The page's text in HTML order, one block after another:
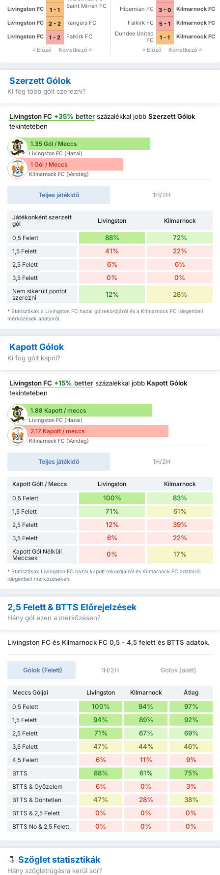
Livingston FC
1 - 1
Saint Mirren FC
Livingston FC 2 - 2
Rangers FC
Livingston FC
1 - 2
Falkirk FC
Előző
Következő
Hibernian FC 3 - 0
Kilmarnock FC
Falkirk FC
5 - 1
Kilmarnock FC
Dundee United
FC
1 - 1
Kilmarnock FC
Előző
Következő
Szerzett Gólok
Ki fog több gólt szerezni?
Livingston FC +35% better százalékkal jobb Szerzett Gólok
tekintetében
1.35 Gól / Meccs
Livingston FC (Hazai)
1 Gól / Meccs
Kilmarnock FC (Vendég)
Teljes játékidő 1H/2H
Játékonként szerzett
gól
Livingston Kilmarnock
0,5 Felett 88% 72%
1,5 Felett 41% 22%
2,5 Felett 6% 6%
3,5 Felett 0% 0%
Nem sikerült pontot
szerezni
12% 28%
* Statisztikák a Livingston FC hazai gólrekordjáról és a Kilmarnock FC idegenbeli
mérkőzések adatairól.
Kapott Gólok
Ki fog gólt kapni?
Livingston FC +15% better százalékkal jobb Kapott Gólok
tekintetében
1.88 Kapott / meccs
Livingston FC (Hazai)
2.17 Kapott / meccs
Kilmarnock FC (Vendég)
Teljes játékidő 1H/2H
Kapott Gólt / Meccs Livingston
Kilmarnock
0,5 Felett
100% 83%
1,5 Felett 71% 61%
2,5 Felett 12% 39%
3,5 Felett 6% 22%
Kapott Gól Nélküli
Meccsek
0% 17%
* Statisztikák Livingston FC hazai kapott rekordjairól és Kilmarnock FC adatairól
idegenbeli mérkőzéseken.
2,5 Felett & BTTS Előrejelzések
Hány gól ezen a mérkőzésen?
Livingston FC és Kilmarnock FC 0,5 - 4,5 felett és BTTS adatok.
Gólok (Felett) 1H/2H Gólok (alatt)
Meccs Góljai Livingston Kilmarnock
Átlag
0,5 Felett
100% 94% 97%
1,5 Felett 94% 89% 92%
2,5 Felett 71% 67% 69%
3,5 Felett 47% 44% 46%
4,5 Felett 6% 11% 9%
BTTS 88% 61% 75%
BTTS & Győzelem 6% 0% 3%
BTTS & Döntetlen 47% 28% 38%
BTTS & 2,5 Felett 0% 0% 0%
BTTS No & 2,5 Felett 0% 0% 0%
Szöglet statisztikák
Hány szögletrúgásra kerül sor?